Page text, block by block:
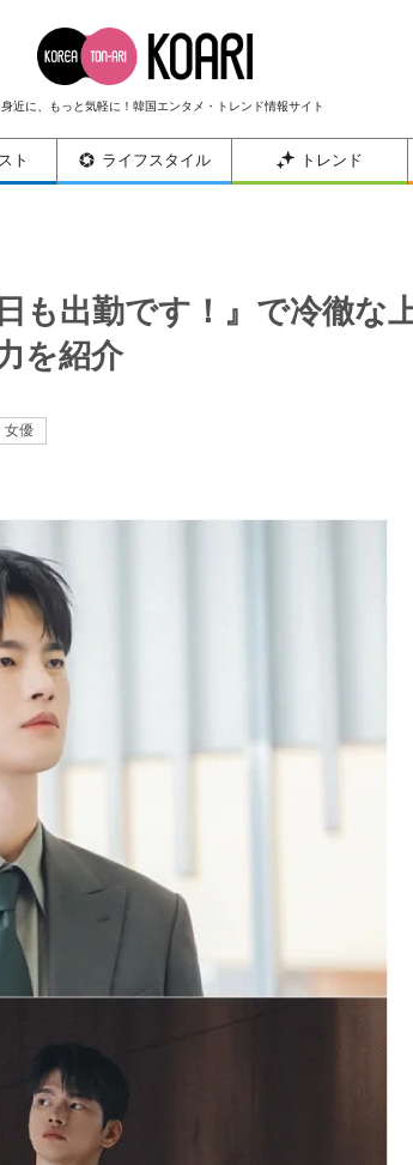
身近に、もっと気軽に！韓国エンタメ・トレンド情報サイト
ト ライフスタイル トレンド
も出勤です！』で冷徹な
を紹介
女優